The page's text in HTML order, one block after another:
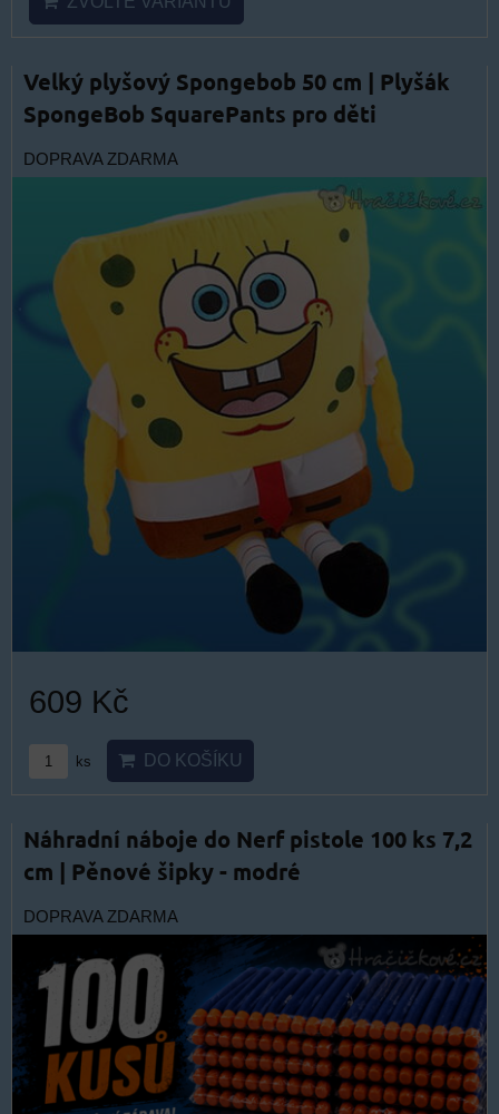
Velký plyšový Spongebob 50 cm | Plyšák
SpongeBob SquarePants pro děti
DOPRAVA ZDARMA
609 Kč
ks DO KOŠÍKU
Náhradní náboje do Nerf pistole 100 ks 7,2
cm | Pěnové šipky - modré
DOPRAVA ZDARMA